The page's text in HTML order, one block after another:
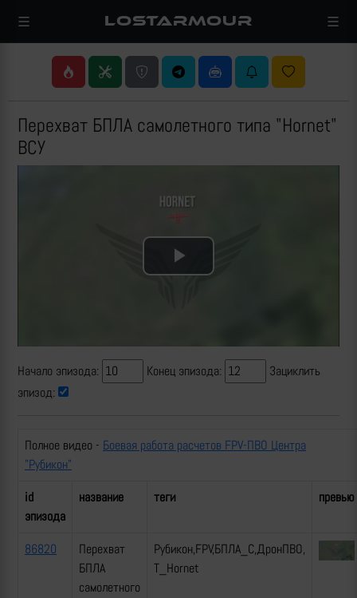
LOSTARMOUR
Перехват БПЛА самолетного типа "Hornet"
ВСУ
Play
Начало эпизода: Конец эпизода:
Зациклить
эпизод:
Полное видео - Боевая работа расчетов FPV-ПВО Центра
"Рубикон"
id
эпизода
название теги превью
86820
Перехват
БПЛА
самолетного
Рубикон,FPV,БПЛА_С,ДронПВО,
Т_Hornet